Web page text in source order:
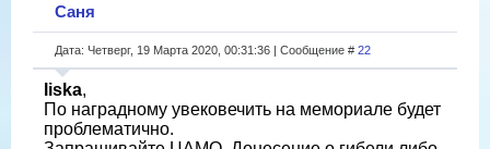
Саня
Дата: Четверг, 19 Марта 2020, 00:31:36 | Сообщение # 22
liska,
По наградному увековечить на мемориале будет
проблематично.